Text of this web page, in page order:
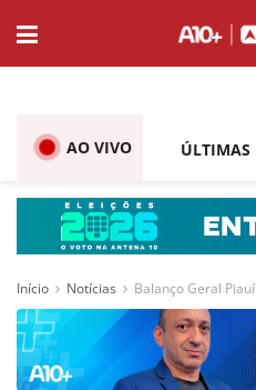
AO VIVO ÚLTIMAS
Início Notícias Balanço Geral Piauí